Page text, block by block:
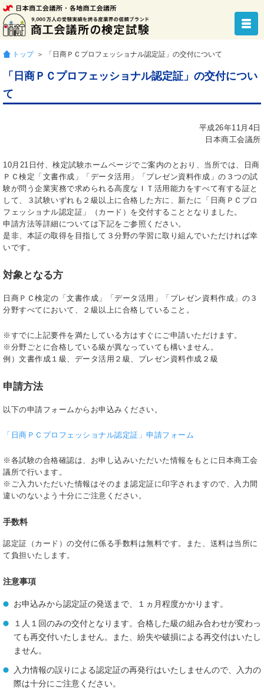
トップ ＞ 「日商ＰＣプロフェッショナル認定証」の交付について
「日商ＰＣプロフェッショナル認定証」の交付につい
て
平成26年11月4日
日本商工会議所
10月21日付、検定試験ホームページでご案内のとおり、当所では、日商
ＰＣ検定「文書作成」「データ活用」「プレゼン資料作成」の３つの試
験が問う企業実務で求められる高度なＩＴ活用能力をすべて有する証と
して、３試験いずれも２級以上に合格した方に、新たに「日商ＰＣプロ
フェッショナル認定証」（カード）を交付することとなりました。
申請方法等詳細については下記をご参照ください。
是非、本証の取得を目指して３分野の学習に取り組んでいただければ幸
いです。
対象となる方
日商ＰＣ検定の「文書作成」「データ活用」「プレゼン資料作成」の３
分野すべてにおいて、２級以上に合格していること。
※すでに上記要件を満たしている方はすぐにご申請いただけます。
※分野ごとに合格している級が異なっていても構いません。
例）文書作成１級、データ活用２級、プレゼン資料作成２級
申請方法
以下の申請フォームからお申込みください。
「日商ＰＣプロフェッショナル認定証」申請フォーム
※各試験の合格確認は、お申し込みいただいた情報をもとに日本商工会
議所で行います。
※ご入力いただいた情報はそのまま認定証に印字されますので、入力間
違いのないよう十分にご注意ください。
手数料
認定証（カード）の交付に係る手数料は無料です。また、送料は当所に
て負担いたします。
注意事項
お申込みから認定証の発送まで、１ヵ月程度かかります。
１人１回のみの交付となります。合格した級の組み合わせが変わっ
ても再交付いたしません。また、紛失や破損による再交付はいたし
ません。
入力情報の誤りによる認定証の再発行はいたしませんので、入力の
際は十分にご注意ください。